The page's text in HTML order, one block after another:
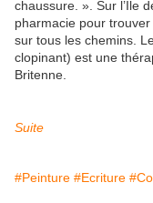
chaussure. ». Sur l’Ile
pharmacie pour
sur tous les chemins.
clopinant) est une
Britenne.
Suite
#Peinture #Ecriture